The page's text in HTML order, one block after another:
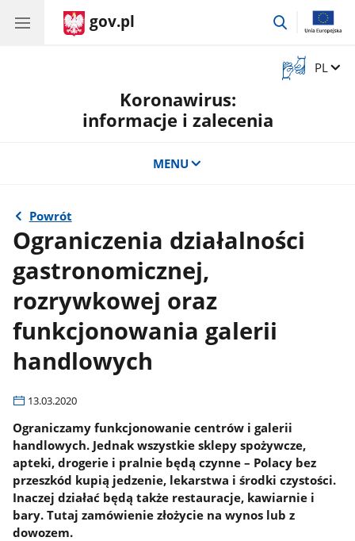
gov.pl
przejdź
Otwórz
okno
Zmień
PL
Koronawirus:
informacje i zalecenia
MENU
Powrót
Ograniczenia działalności
gastronomicznej,
rozrywkowej oraz
funkcjonowania galerii
handlowych
13.03.2020
Ograniczamy funkcjonowanie centrów i galerii
handlowych. Jednak wszystkie sklepy spożywcze,
apteki, drogerie i pralnie będą czynne – Polacy bez
przeszkód kupią jedzenie, lekarstwa i środki czystości.
Inaczej działać będą także restauracje, kawiarnie i
bary. Tutaj zamówienie złożycie na wynos lub z
dowozem.